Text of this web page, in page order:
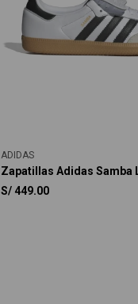
ADIDAS
Zapatillas Adidas Samba
S/ 449.00